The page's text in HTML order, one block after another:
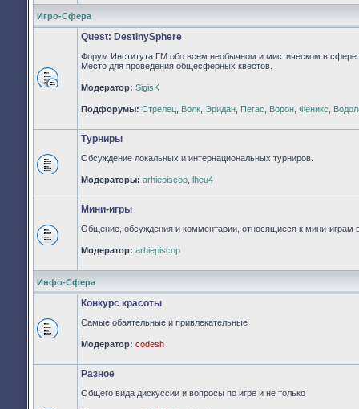
сообщений
Игро-Сфера
Нет
сообщений
Quest: DestinySphere
Форум Института ГМ обо всем необычном и мистическом в сфере.
Место для проведения общесферных квестов.
Модератор: SigisK
Подфорумы: Стрелец Волк Эридан Пегас Ворон Феникс
Нет
непрочитанных
Турниры
Обсуждение локальных и интернациональных турниров.
Модераторы: arhiepiscop lheu4
Нет
непрочитанных
Мини-игры
Общение, обсуждения и комментарии, относящиеся к мини-играм
Модератор: arhiepiscop
Инфо-Сфера
Нет
непрочитанных
Конкурс красоты
Самые обаятельные и привлекательные
Модератор: codesh
Разное
Общего вида дискуссии и вопросы по игре и не только